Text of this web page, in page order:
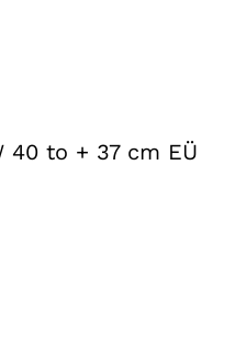
40 to + 37 cm EÜ